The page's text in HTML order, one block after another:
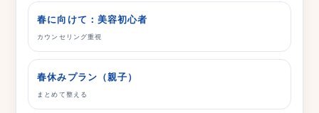
春に向けて：美容初心者
カウンセリング重視
春休みプラン（親子）
まとめて整える